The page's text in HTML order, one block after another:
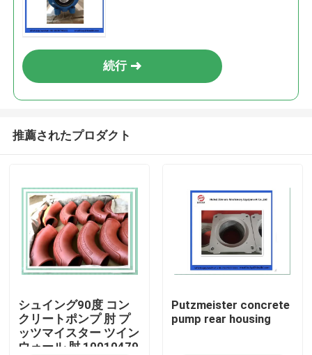
続行
推薦されたプロダクト
シュイング90度 コン
クリートポンプ 肘 プ
ッツマイスター ツイン
ウォール 肘 10010479
Putzmeister concrete
pump rear housing